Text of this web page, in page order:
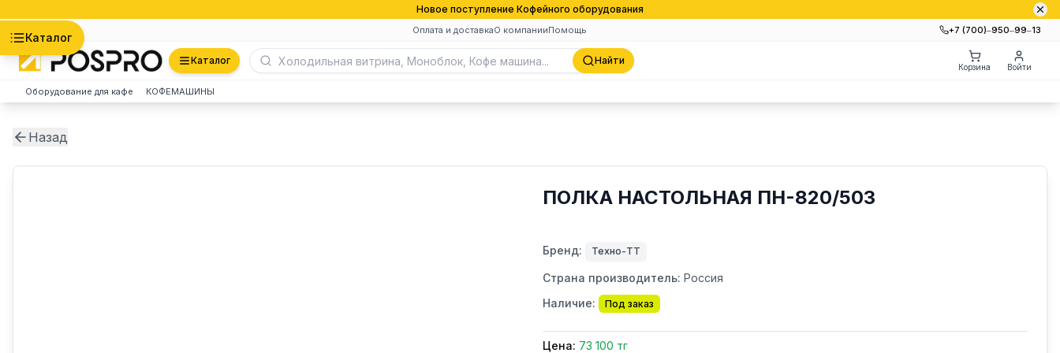
Новое поступление Кофейного оборудования
Оплата и доставкаО компанииПомощь +7 (700)‒950‒99‒13
Каталог
Каталог Найти
Корзина Войти
Оборудование для кафе КОФЕМАШИНЫ
Назад
ПОЛКА НАСТОЛЬНАЯ ПН-820/503
Бренд: Техно-ТТ
Страна производитель: Россия
Наличие:
Под заказ
Цена: 73 100 тг